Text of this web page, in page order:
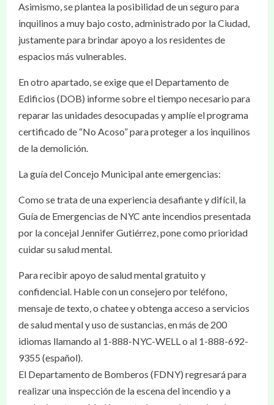
Asimismo, se plantea la posibilidad de un seguro para
inquilinos a muy bajo costo, administrado por la Ciudad,
justamente para brindar apoyo a los residentes de
espacios más vulnerables.
En otro apartado, se exige que el Departamento de
Edificios (DOB) informe sobre el tiempo necesario para
reparar las unidades desocupadas y amplíe el programa
certificado de “No Acoso” para proteger a los inquilinos
de la demolición.
La guía del Concejo Municipal ante emergencias:
Como se trata de una experiencia desafiante y difícil, la
Guía de Emergencias de NYC ante incendios presentada
por la concejal Jennifer Gutiérrez, pone como prioridad
cuidar su salud mental.
Para recibir apoyo de salud mental gratuito y
confidencial. Hable con un consejero por teléfono,
mensaje de texto, o chatee y obtenga acceso a servicios
de salud mental y uso de sustancias, en más de 200
idiomas llamando al 1-888-NYC-WELL o al 1-888-692-
9355 (español).
El Departamento de Bomberos (FDNY) regresará para
realizar una inspección de la escena del incendio y a